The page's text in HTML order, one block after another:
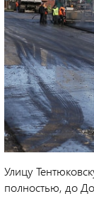
Улицу
полностью, до